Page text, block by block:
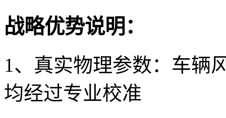
战略优势说明：
1、真实物理参数：车辆
均经过专业校准